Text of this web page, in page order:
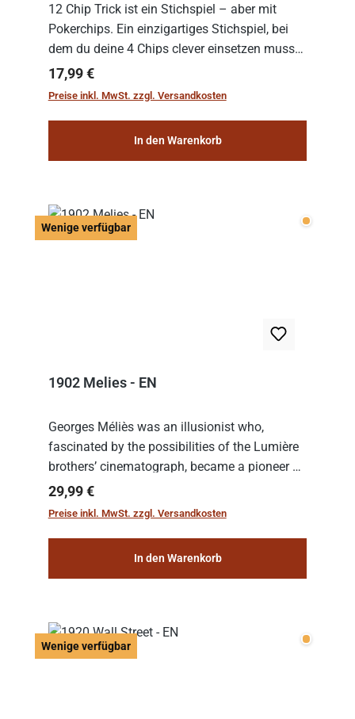
12 Chip Trick ist ein Stichspiel – aber mit
Pokerchips. Ein einzigartiges Stichspiel, bei
dem du deine 4 Chips clever einsetzen musst.
Wer die Chips mit dem höchsten Gesamtwert
hat, gewinnt die Runde. Aber Vorsicht: D...
Regulärer Preis:
17,99 €
Preise inkl. MwSt. zzgl. Versandkosten
In den Warenkorb
Wenige verfügbar Wenige
1902 Melies - EN
Georges Méliès was an illusionist who,
fascinated by the possibilities of the Lumière
brothers’ cinematograph, became a pioneer of
cinema. In 1902, he filmed his most famous
work: “Le Voyage dans la Lune” (“A Trip to...
Regulärer Preis:
29,99 €
Preise inkl. MwSt. zzgl. Versandkosten
In den Warenkorb
Wenige verfügbar Wenige